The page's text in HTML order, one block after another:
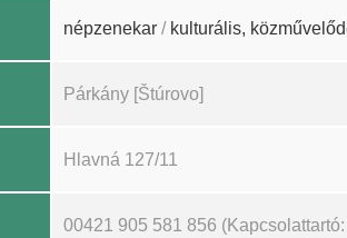
népzenekar / kulturális,
Párkány [Štúrovo]
Hlavná 127/11
00421 905 581 856